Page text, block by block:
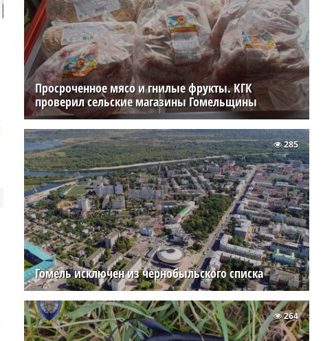
Просроченное мясо и гнилые фрукты. КГК
проверил сельские магазины Гомельщины
Гомель исключен из чернобыльского списка
285
264